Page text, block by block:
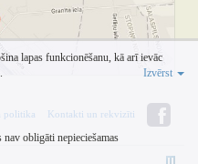
lapas funkcionēšanu, kā arī ievāc
Izvērst
obligāti nepieciešamas
politika Kontakti un rekvizīti